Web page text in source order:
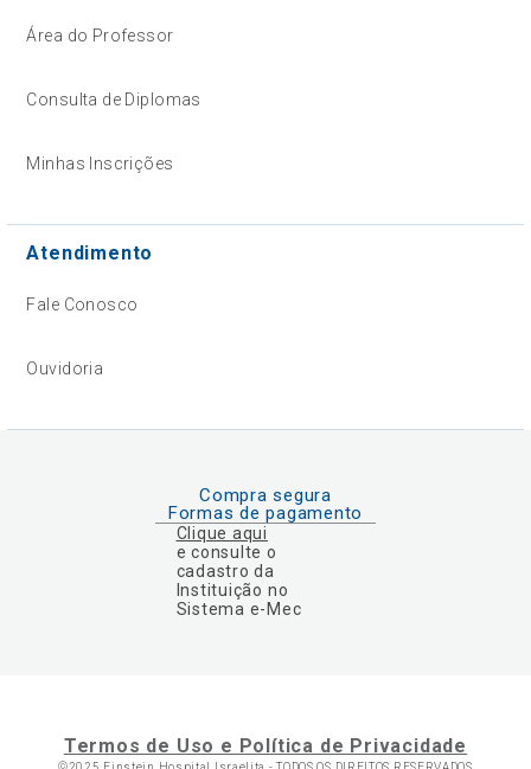
Área do Professor
Consulta de Diplomas
Minhas Inscrições
Atendimento
Fale Conosco
Ouvidoria
Compra segura
Formas de pagamento
Clique aqui
e consulte o
cadastro da
Instituição no
Sistema e-Mec
Termos de Uso e Política de Privacidade